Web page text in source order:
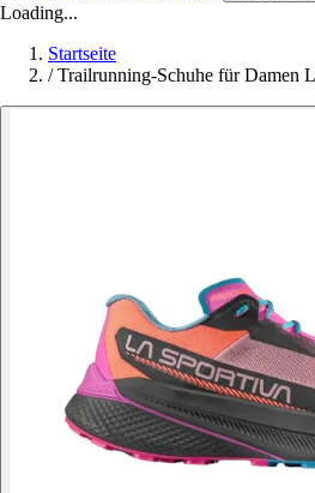
Loading...
Startseite
/ Trailrunning-Schuhe für Damen